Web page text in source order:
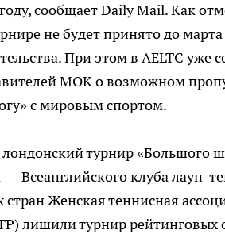
сообщает Daily Mail. Как
не будет принято до
При этом в AELTC уже
МОК о возможном
с мировым спортом.
турнир «Большого
Всеанглийского клуба лаун-
стран Женская теннисная
лишили турнир рейтинговых